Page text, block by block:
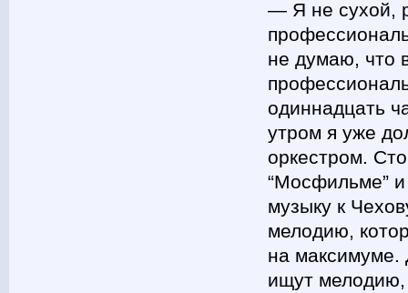
— Я не сухой,
не думаю, что
одиннадцать
утром я уже
оркестром.
“Мосфильме” и
музыку к
мелодию,
на максимуме.
ищут мелодию,